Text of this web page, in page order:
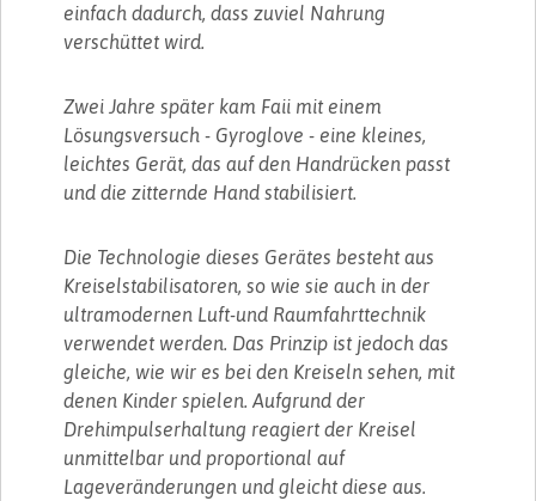
einfach dadurch, dass zuviel Nahrung
verschüttet wird.
Zwei Jahre später kam Faii mit einem
Lösungsversuch - Gyroglove - eine kleines,
leichtes Gerät, das auf den Handrücken passt
und die zitternde Hand stabilisiert.
Die Technologie dieses Gerätes besteht aus
Kreiselstabilisatoren, so wie sie auch in der
ultramodernen Luft-und Raumfahrttechnik
verwendet werden. Das Prinzip ist jedoch das
gleiche, wie wir es bei den Kreiseln sehen, mit
denen Kinder spielen. Aufgrund der
Drehimpulserhaltung reagiert der Kreisel
unmittelbar und proportional auf
Lageveränderungen und gleicht diese aus.